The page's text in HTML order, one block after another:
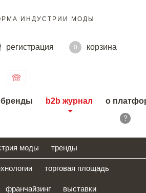
ИНДУСТРИИ МОДЫ
регистрация 0
корзина
бренды b2b журнал о
?
моды тренды
торговая площадь
франчайзинг выставки